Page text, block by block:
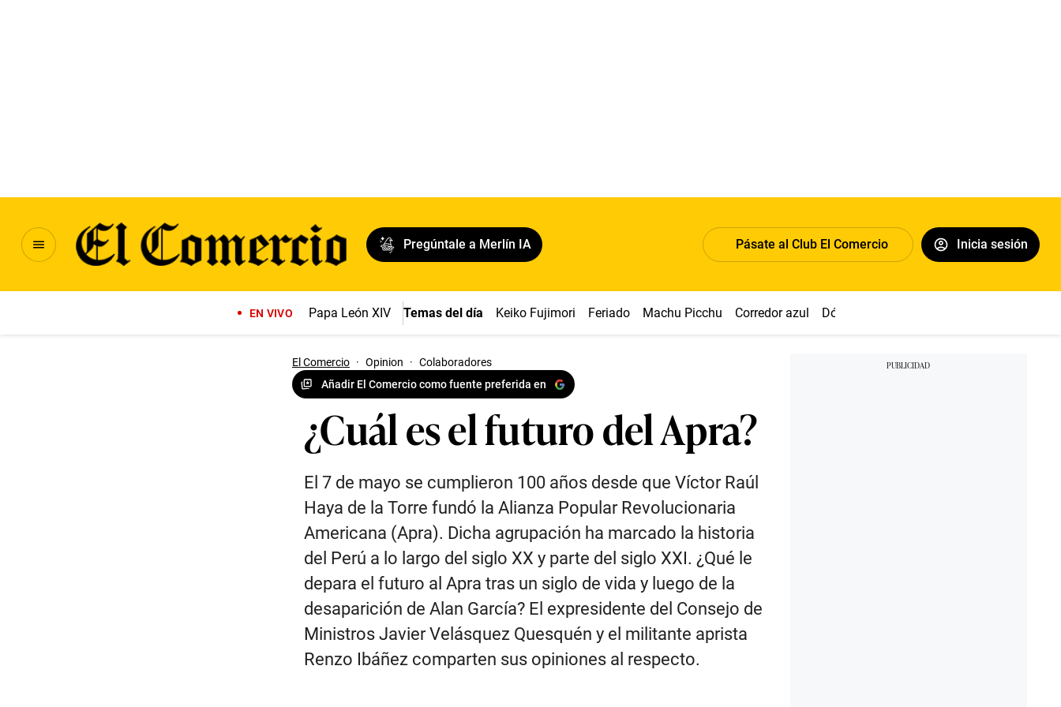
Pregúntale a Merlín IA Pásate al Club El Comercio Inicia sesión
EN VIVO Papa León XIV Temas del día Keiko Fujimori Feriado Machu Picchu Corredor azul Dólar
El Comercio · Opinion · Colaboradores
Añadir El Comercio como fuente preferida en
¿Cuál es el futuro del Apra?
El 7 de mayo se cumplieron 100 años desde que Víctor Raúl
Haya de la Torre fundó la Alianza Popular Revolucionaria
Americana (Apra). Dicha agrupación ha marcado la historia
del Perú a lo largo del siglo XX y parte del siglo XXI. ¿Qué le
depara el futuro al Apra tras un siglo de vida y luego de la
desaparición de Alan García? El expresidente del Consejo de
Ministros Javier Velásquez Quesquén y el militante aprista
Renzo Ibáñez comparten sus opiniones al respecto.